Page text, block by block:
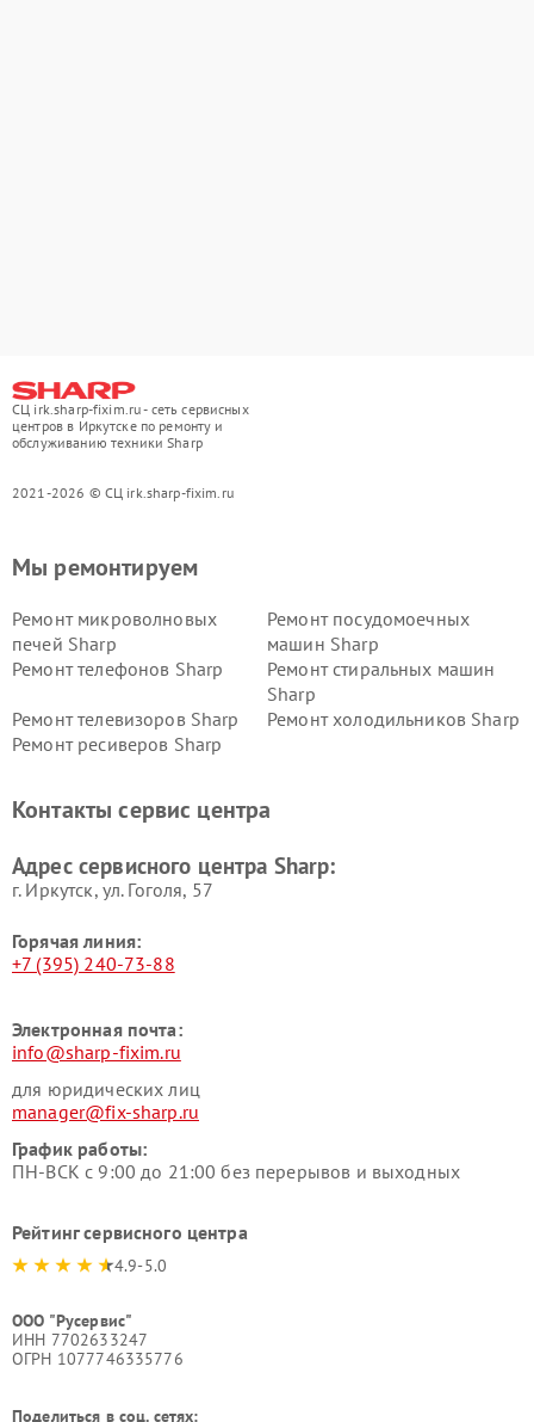
СЦ irk.sharp-fixim.ru - сеть сервисных
центров в Иркутске по ремонту и
обслуживанию техники Sharp
2021-2026 © СЦ irk.sharp-fixim.ru
Мы ремонтируем
Ремонт микроволновых
печей Sharp
Ремонт посудомоечных
машин Sharp
Ремонт телефонов Sharp
Ремонт стиральных машин
Sharp
Ремонт телевизоров Sharp
Ремонт холодильников Sharp
Ремонт ресиверов Sharp
Контакты сервис центра
Адрес сервисного центра Sharp:
г. Иркутск, ул. ​Гоголя, 57
Горячая линия:
+7 (395) 240-73-88
Электронная почта:
info@sharp-fixim.ru
для юридических лиц
manager@fix-sharp.ru
График работы:
ПН-ВСК с 9:00 до 21:00 без перерывов и выходных
Рейтинг сервисного центра
4.9-5.0
ООО "Русервис"
ИНН 7702633247
ОГРН 1077746335776
Поделиться в соц. сетях: